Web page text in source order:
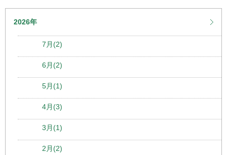
2026年
7月(2)
6月(2)
5月(1)
4月(3)
3月(1)
2月(2)